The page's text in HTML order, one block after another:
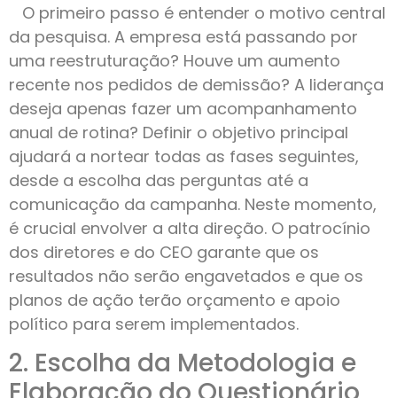
O primeiro passo é entender o motivo central
da pesquisa. A empresa está passando por
uma reestruturação? Houve um aumento
recente nos pedidos de demissão? A liderança
deseja apenas fazer um acompanhamento
anual de rotina? Definir o objetivo principal
ajudará a nortear todas as fases seguintes,
desde a escolha das perguntas até a
comunicação da campanha. Neste momento,
é crucial envolver a alta direção. O patrocínio
dos diretores e do CEO garante que os
resultados não serão engavetados e que os
planos de ação terão orçamento e apoio
político para serem implementados.
2. Escolha da Metodologia e